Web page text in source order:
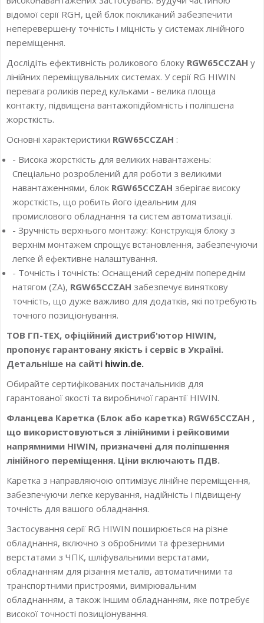
відомої серії RGH, цей блок покликаний забезпечити
неперевершену точність і міцність у системах лінійного
переміщення.
Дослідіть ефективність роликового блоку RGW65CCZAH у
лінійних переміщувальних системах. У серії RG HIWIN
перевага роликів перед кульками - велика площа
контакту, підвищена вантажопідйомність і поліпшена
жорсткість.
Основні характеристики RGW65CCZAH :
- Висока жорсткість для великих навантажень:
Спеціально розроблений для роботи з великими
навантаженнями, блок RGW65CCZAH зберігає високу
жорсткість, що робить його ідеальним для
промислового обладнання та систем автоматизації.
- Зручність верхнього монтажу: Конструкція блоку з
верхнім монтажем спрощує встановлення, забезпечуючи
легке й ефективне налаштування.
- Точність і точність: Оснащений середнім попереднім
натягом (ZA), RGW65CCZAH забезпечує виняткову
точність, що дуже важливо для додатків, які потребують
точного позиціонування.
ТОВ ГП-ТЕХ, офіційний дистриб'ютор HIWIN,
пропонує гарантовану якість і сервіс в Україні.
Детальніше на сайті hiwin.de.
Обирайте сертифікованих постачальників для
гарантованої якості та виробничої гарантії HIWIN.
Фланцева Каретка (Блок або каретка) RGW65CCZAH ,
що використовуються з лінійними і рейковими
напрямними HIWIN, призначені для поліпшення
лінійного переміщення. Ціни включають ПДВ.
Каретка з направляючою оптимізує лінійне переміщення,
забезпечуючи легке керування, надійність і підвищену
точність для вашого обладнання.
Застосування серії RG HIWIN поширюється на різне
обладнання, включно з обробними та фрезерними
верстатами з ЧПК, шліфувальними верстатами,
обладнанням для різання металів, автоматичними та
транспортними пристроями, вимірювальним
обладнанням, а також іншим обладнанням, яке потребує
високої точності позиціонування.